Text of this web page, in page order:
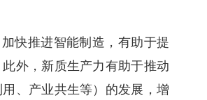
快推进智能制造，有助于提
外，新质生产力有助于推动
、产业共生等）的发展，增